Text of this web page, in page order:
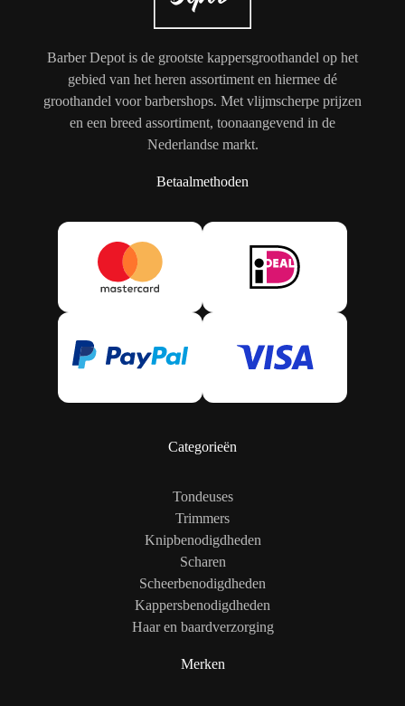
Barber Depot is de grootste kappersgroothandel op het
gebied van het heren assortiment en hiermee dé
groothandel voor barbershops. Met vlijmscherpe prijzen
en een breed assortiment, toonaangevend in de
Nederlandse markt.
Betaalmethoden
Categorieën
Tondeuses
Trimmers
Knipbenodigdheden
Scharen
Scheerbenodigdheden
Kappersbenodigdheden
Haar en baardverzorging
Merken